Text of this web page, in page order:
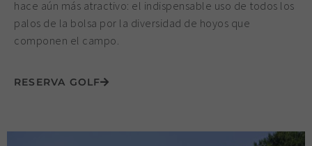
hace aún más atractivo: el indispensable uso de todos los
palos de la bolsa por la diversidad de hoyos que
componen el campo.
RESERVA GOLF